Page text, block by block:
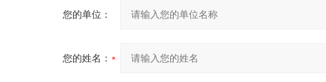
您的单位：
您的姓名：